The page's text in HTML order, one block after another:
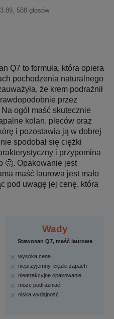
3.89, 588głosów
Q7 to formuła, która opiera
pochodzenia naturalnego
że krem podrażnił
przez
ogół maść skutecznie
kolan, pleców oraz
i pozostawia ją w dobrej
spodobał się ciężki
i przypomina
🤔. Opakowanie jest
maść laurowa jest mało
pod uwagę jej cenę, która
Wady
Stawosan Q7, maść laurowa
wysoka cena
nieprzyjemny, ciężki zapach
nieatrakcyjne opakowanie
może podrażniać
niska wydajność